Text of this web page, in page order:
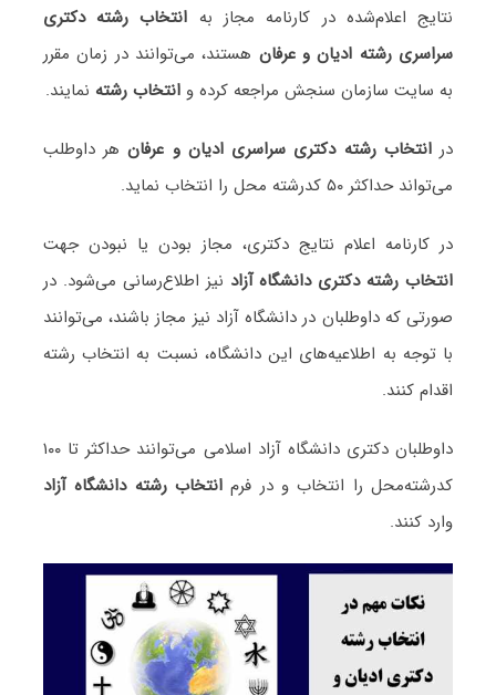
نتایج اعلام‌شده در کارنامه مجاز به انتخاب رشته دکتری
سراسری رشته ادیان و عرفان هستند، می‌توانند در زمان مقرر
به سایت سازمان سنجش مراجعه کرده و انتخاب رشته نمایند.
درانتخاب رشته دکتری سراسری ادیان و عرفانهر داوطلب
می‌تواند حداکثر ۵۰ کدرشته محل را انتخاب نماید.
در کارنامه اعلام نتایج دکتری، مجاز بودن یا نبودن جهت
انتخاب رشته دکتری دانشگاه آزاد نیز اطلاع‌رسانی می‌شود. در
صورتی که داوطلبان در دانشگاه آزاد نیز مجاز باشند، می‌توانند
با توجه به اطلاعیه‌های این دانشگاه، نسبت به انتخاب رشته
اقدام کنند.
داوطلبان دکتری دانشگاه آزاد اسلامی می‌توانند حداکثر تا ۱۰۰
کدرشته‌محل را انتخاب و در فرم انتخاب رشته دانشگاه آزاد
وارد کنند.